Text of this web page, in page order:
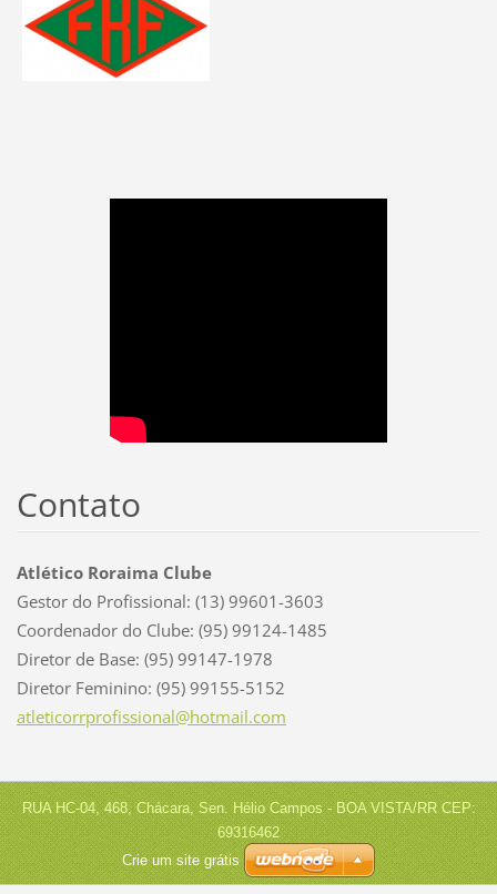
Contato
Atlético Roraima Clube
Gestor do Profissional: (13) 99601-3603
Coordenador do Clube: (95) 99124-1485
Diretor de Base: (95) 99147-1978
Diretor Feminino: (95) 99155-5152
atleticorrprofissional@hotmail.com
RUA HC-04, 468, Chácara, Sen. Hélio Campos - BOA VISTA/RR CEP:
69316462
Crie um site grátis